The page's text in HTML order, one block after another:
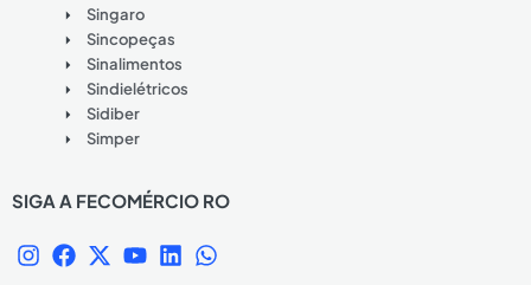
Singaro
Sincopeças
Sinalimentos
Sindielétricos
Sidiber
Simper
SIGA A FECOMÉRCIO RO
I
n
F
a
X
-
Y
o
L
i
W
h